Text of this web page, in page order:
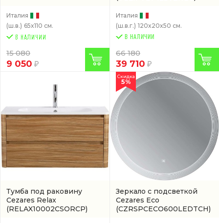
Италия
(ш.в.) 65x110 см.
15 080
9 050
Италия
(ш.в.г.) 120x20x50 см.
В НАЛИЧИИ
66 180
39 710
Тумба под раковину
Cezares Relax
(RELAX10002CSORCP)
Зеркало с подсветкой
Cezares Eco
(CZRSPCECO600LEDTCH)
Скидка
5%